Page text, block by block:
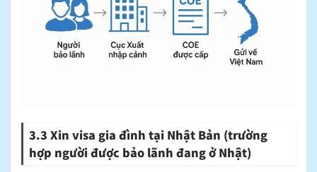
3.3 Xin visa gia đình tại Nhật Bản (trường
hợp người được bảo lãnh đang ở Nhật)